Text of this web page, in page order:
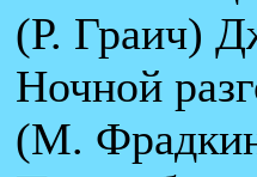
(Р. Граич)
Ночной
(М.